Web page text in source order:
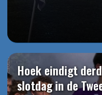
Hoek eindigt
slotdag in de